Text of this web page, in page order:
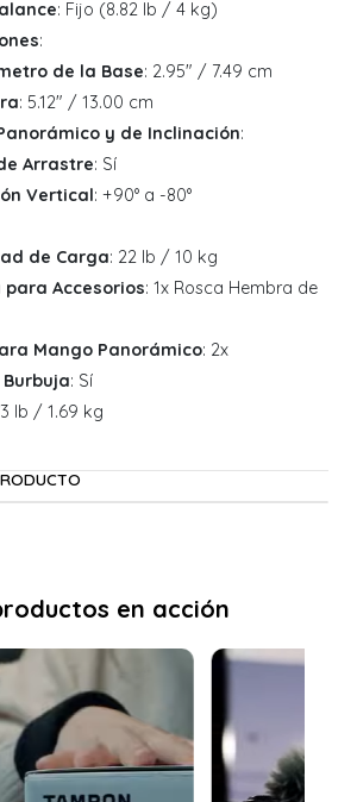
: Fijo (8.82 lb / 4 kg)
:
de la Base: 2.95" / 7.49 cm
: 5.12" / 13.00 cm
y de Inclinación:
Arrastre: Sí
Vertical: +90° a -80°
de Carga: 22 lb / 10 kg
para Accesorios: 1x Rosca Hembra de
Mango Panorámico: 2x
: Sí
lb / 1.69 kg